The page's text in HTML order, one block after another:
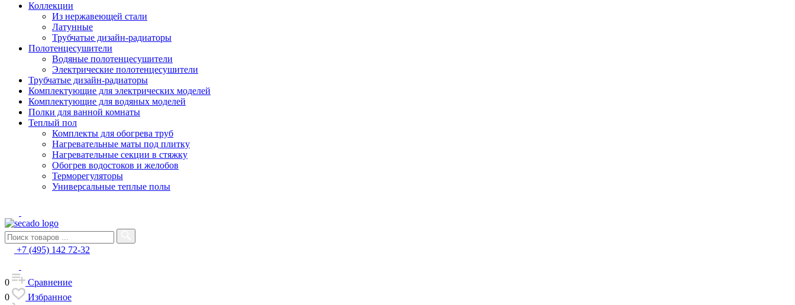
Коллекции
Из нержавеющей стали
Латунные
Трубчатые дизайн-радиаторы
Полотенцесушители
Водяные полотенцесушители
Электрические полотенцесушители
Трубчатые дизайн-радиаторы
Комплектующие для электрических моделей
Комплектующие для водяных моделей
Полки для ванной комнаты
Теплый пол
Комплекты для обогрева труб
Нагревательные маты под плитку
Нагревательные секции в стяжку
Обогрев водостоков и желобов
Терморегуляторы
Универсальные теплые полы
+7 (495) 142 72-32
0
Сравнение
0
Избранное